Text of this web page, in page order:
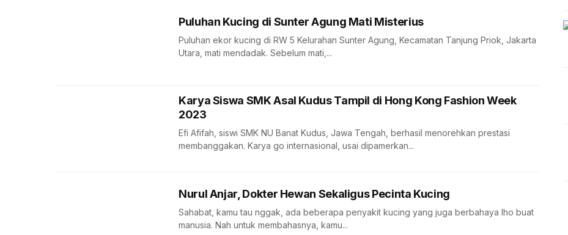
Puluhan Kucing di Sunter Agung Mati Misterius
Puluhan ekor kucing di RW 5 Kelurahan Sunter Agung, Kecamatan Tanjung Priok, Jakarta
Utara, mati mendadak. Sebelum mati,...
Karya Siswa SMK Asal Kudus Tampil di Hong Kong Fashion Week
2023
Efi Afifah, siswi SMK NU Banat Kudus, Jawa Tengah, berhasil menorehkan prestasi
membanggakan. Karya go internasional, usai dipamerkan...
Nurul Anjar, Dokter Hewan Sekaligus Pecinta Kucing
Sahabat, kamu tau nggak, ada beberapa penyakit kucing yang juga berbahaya lho buat
manusia. Nah untuk membahasnya, kamu...